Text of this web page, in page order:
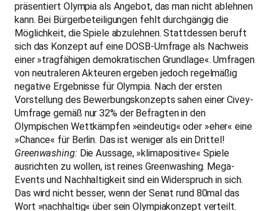
präsentiert Olympia als Angebot, das man nicht ablehnen
kann. Bei Bürgerbeteiligungen fehlt durchgängig die
Möglichkeit, die Spiele abzulehnen. Stattdessen beruft
sich das Konzept auf eine DOSB-Umfrage als Nachweis
einer »tragfähigen demokratischen Grundlage«. Umfragen
von neutraleren Akteuren ergeben jedoch regelmäßig
negative Ergebnisse für Olympia. Nach der ersten
Vorstellung des Bewerbungskonzepts sahen einer Civey-
Umfrage gemäß nur 32% der Befragten in den
Olympischen Wettkämpfen »eindeutig« oder »eher« eine
»Chance« für Berlin. Das ist weniger als ein Drittel!
Greenwashing: Die Aussage, »klimapositive« Spiele
ausrichten zu wollen, ist reines Greenwashing. Mega-
Events und Nachhaltigkeit sind ein Widerspruch in sich.
Das wird nicht besser, wenn der Senat rund 80mal das
Wort »nachhaltig« über sein Olympiakonzept verteilt.